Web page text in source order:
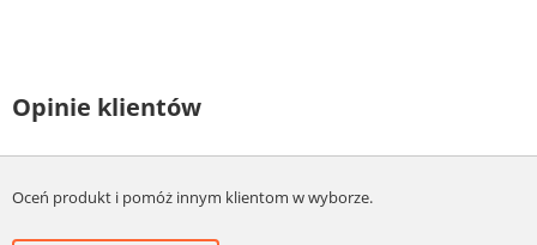
Opinie klientów
Oceń produkt i pomóż innym klientom w wyborze.